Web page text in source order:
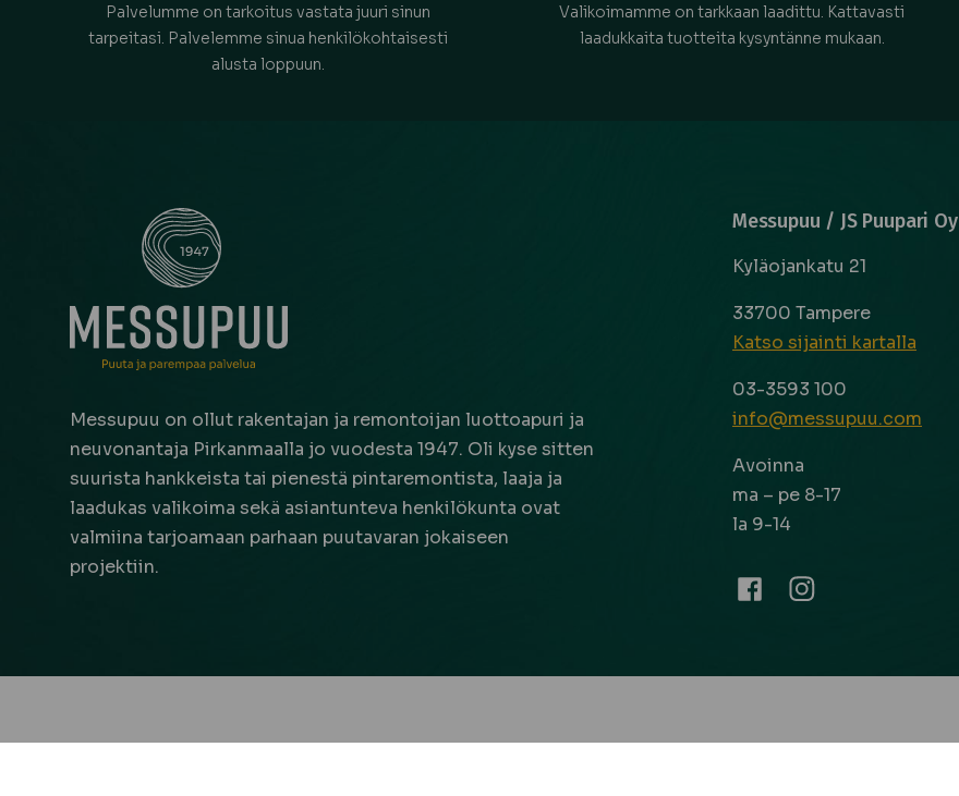
Palvelumme on tarkoitus vastata juuri sinun
tarpeitasi. Palvelemme sinua henkilökohtaisesti
alusta loppuun.
Valikoimamme on tarkkaan laadittu. Kattavasti
laadukkaita tuotteita kysyntänne mukaan.
Messupuu on ollut rakentajan ja remontoijan luottoapuri ja
neuvonantaja Pirkanmaalla jo vuodesta 1947. Oli kyse sitten
suurista hankkeista tai pienestä pintaremontista, laaja ja
laadukas valikoima sekä asiantunteva henkilökunta ovat
valmiina tarjoamaan parhaan puutavaran jokaiseen
projektiin.
Messupuu / JS Puupari Oy
Kyläojankatu 21
33700 Tampere
Katso sijainti kartalla
03-3593 100
info@messupuu.com
Avoinna
ma – pe 8-17
la 9-14
Facebook